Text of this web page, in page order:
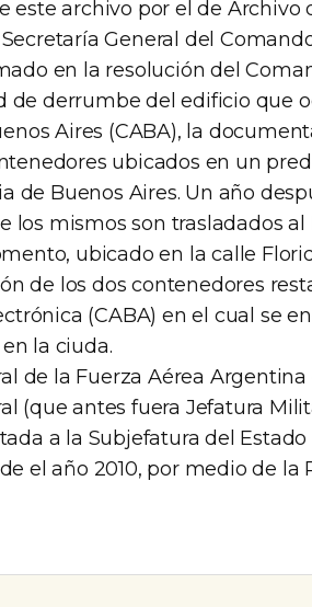
archivo por el de Archivo
General del
en la resolución del
de derrumbe del edificio que
Aires (CABA), la
ubicados en un
de Buenos Aires. Un año
los mismos son trasladados
ubicado en la calle
de los dos contenedores
(CABA) en el cual se
la ciuda.
de la Fuerza Aérea
(que antes fuera Jefatura
a la Subjefatura del Estado
el año 2010, por medio de la